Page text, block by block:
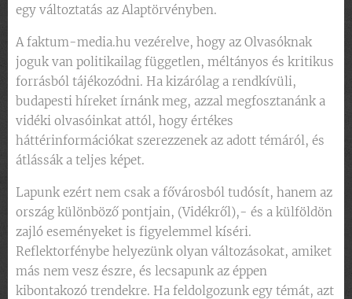
egy változtatás az Alaptörvényben.
A faktum-media.hu vezérelve, hogy az Olvasóknak
joguk van politikailag független, méltányos és kritikus
forrásból tájékozódni. Ha kizárólag a rendkívüli,
budapesti híreket írnánk meg, azzal megfosztanánk a
vidéki olvasóinkat attól, hogy értékes
háttérinformációkat szerezzenek az adott témáról, és
átlássák a teljes képet.
Lapunk ezért nem csak a fővárosból tudósít, hanem az
ország különböző pontjain, (Vidékről),- és a külföldön
zajló eseményeket is figyelemmel kíséri.
Reflektorfénybe helyezünk olyan változásokat, amiket
más nem vesz észre, és lecsapunk az éppen
kibontakozó trendekre. Ha feldolgozunk egy témát, azt